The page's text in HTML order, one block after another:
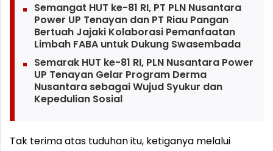
Semangat HUT ke-81 RI, PT PLN Nusantara
Power UP Tenayan dan PT Riau Pangan
Bertuah Jajaki Kolaborasi Pemanfaatan
Limbah FABA untuk Dukung Swasembada
Semarak HUT ke-81 RI, PLN Nusantara Power
UP Tenayan Gelar Program Derma
Nusantara sebagai Wujud Syukur dan
Kepedulian Sosial
Tak terima atas tuduhan itu, ketiganya melalui